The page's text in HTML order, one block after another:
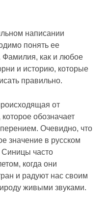
написании
понять ее
Фамилия, как и любое
и историю, которые
правильно.
от
которое обозначает
Очевидно, что
значение в русском
Синицы часто
когда они
и радуют нас своим
живыми звуками.